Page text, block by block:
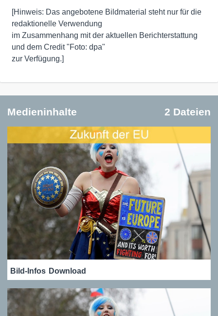
[Hinweis: Das angebotene Bildmaterial steht nur für die
redaktionelle Verwendung
im Zusammenhang mit der aktuellen Berichterstattung
und dem Credit "Foto: dpa"
zur Verfügung.]
Medieninhalte 2 Dateien
Bild-Infos Download